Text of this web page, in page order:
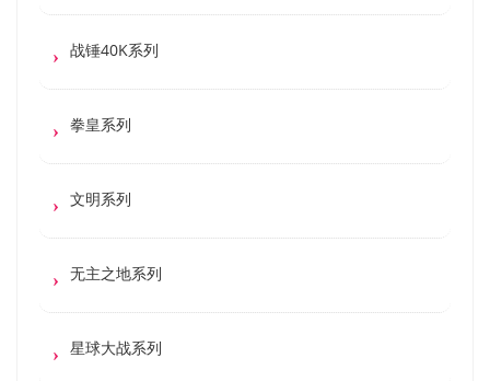
战锤40K系列
拳皇系列
文明系列
无主之地系列
星球大战系列